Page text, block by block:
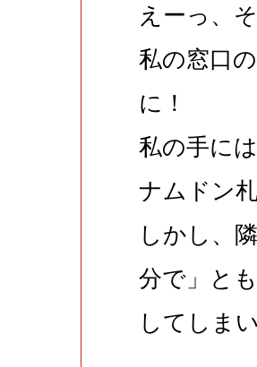
えーっ、
私の窓口
に！
私の手に
ナムドン
しかし、
分で」と
してしま